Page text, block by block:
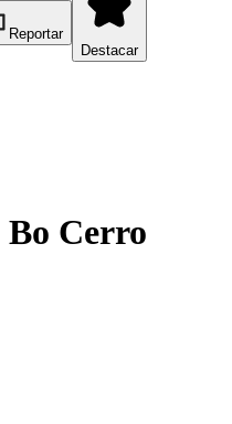
Reportar
Destacar
Cerro